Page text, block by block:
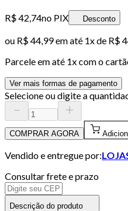
R$ 42,74no PIX Desconto
ou R$ 44,99em até 1x de R$
Parcele em até 1x com o
Ver mais formas de pagamento
Selecione ou digite a
COMPRAR AGORA
Vendido e entregue por:
Consultar frete e prazo
Descrição do produto